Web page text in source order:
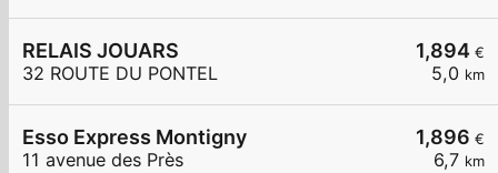
1,894 €
5,0 km
RELAIS JOUARS
32 ROUTE DU PONTEL
1,896 €
6,7 km
Esso Express Montigny
11 avenue des Près